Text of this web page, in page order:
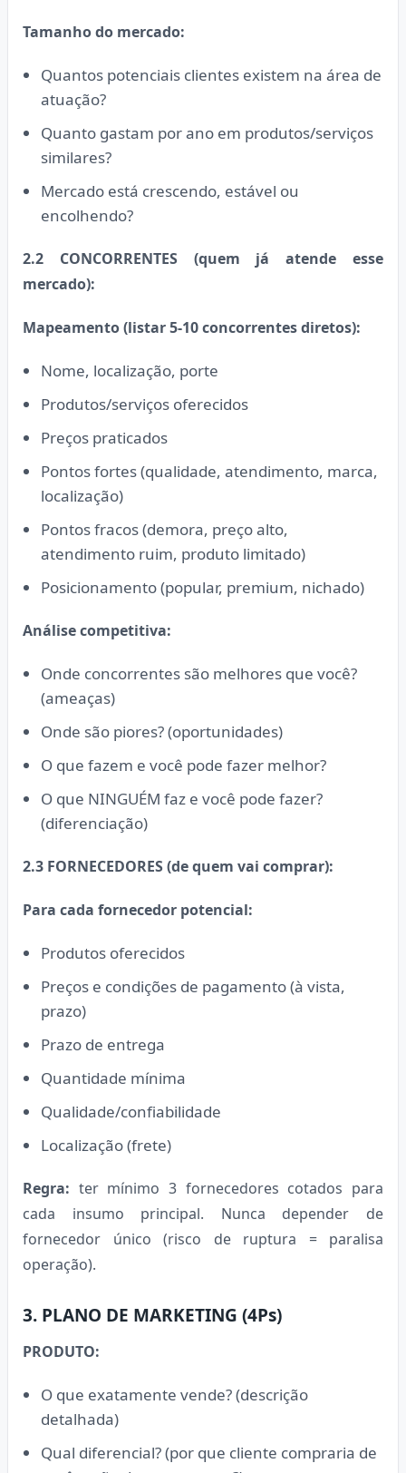
Tamanho do mercado:
Quantos potenciais clientes existem na área de
atuação?
Quanto gastam por ano em produtos/serviços
similares?
Mercado está crescendo, estável ou
encolhendo?
2.2 CONCORRENTES (quem já atende esse
mercado):
Mapeamento (listar 5-10 concorrentes diretos):
Nome, localização, porte
Produtos/serviços oferecidos
Preços praticados
Pontos fortes (qualidade, atendimento, marca,
localização)
Pontos fracos (demora, preço alto,
atendimento ruim, produto limitado)
Posicionamento (popular, premium, nichado)
Análise competitiva:
Onde concorrentes são melhores que você?
(ameaças)
Onde são piores? (oportunidades)
O que fazem e você pode fazer melhor?
O que NINGUÉM faz e você pode fazer?
(diferenciação)
2.3 FORNECEDORES (de quem vai comprar):
Para cada fornecedor potencial:
Produtos oferecidos
Preços e condições de pagamento (à vista,
prazo)
Prazo de entrega
Quantidade mínima
Qualidade/confiabilidade
Localização (frete)
Regra: ter mínimo 3 fornecedores cotados para
cada insumo principal. Nunca depender de
fornecedor único (risco de ruptura = paralisa
operação).
3. PLANO DE MARKETING (4Ps)
PRODUTO:
O que exatamente vende? (descrição
detalhada)
Qual diferencial? (por que cliente compraria de